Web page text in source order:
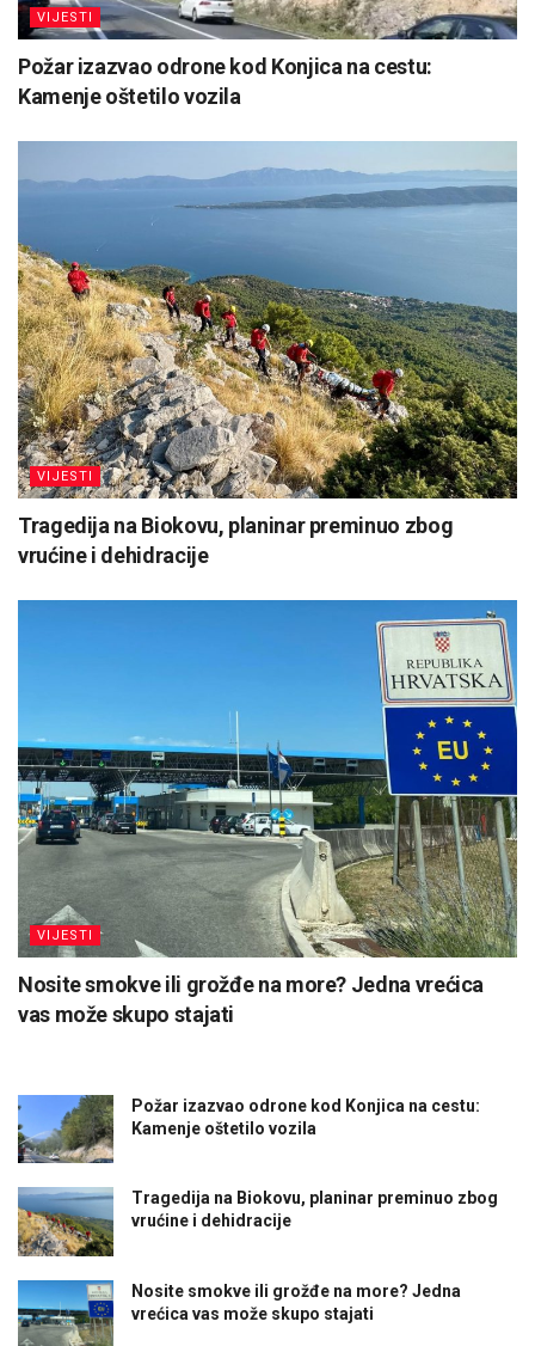
VIJESTI
Požar izazvao odrone kod Konjica na cestu:
Kamenje oštetilo vozila
VIJESTI
Tragedija na Biokovu, planinar preminuo zbog
vrućine i dehidracije
VIJESTI
Nosite smokve ili grožđe na more? Jedna vrećica
vas može skupo stajati
Požar izazvao odrone kod Konjica na cestu:
Kamenje oštetilo vozila
Tragedija na Biokovu, planinar preminuo zbog
vrućine i dehidracije
Nosite smokve ili grožđe na more? Jedna
vrećica vas može skupo stajati